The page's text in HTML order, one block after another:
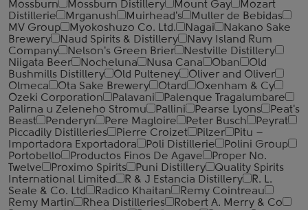
Mossburn
Mossburn Distillery Mount Gay
Mozart
Distillerie
Mrganush Muirhead's
Muller de Bebidas
MV Group
Myokoshuzo Co. Ltd. Nagai
Nakano Sake
Brewery
Naud Spirits & Distillery
Navy Island Rum
Company
Nelson's Green Brier
Nestville Distillery
Niigata Beer
Nocheluna Nusa Cana Oban
Old
Bushmills Distillery
Old Pulteney
Oliver and Oliver
Olmeca
Ota Sake Brewery Otard
Oxenham & Cy
Ozeki Corporation
Palavani
Palenque Tragalumbare
Palirna u Zeleneho Stromu
Pallini Pearse Lyons
Peat's
Beast
Penderyn Pere Magloire Peter Busch
Peyrat
Piccadily Distilleries
Pierre Croizet Pilzer
Pitu –
Importadora Exportadora
Poli Distillerie
Polini Group
Portobello
Productos Finos De Agave
Proper No.
Twelve
Proximo Spirits Puni Distillery
Quality Spirits
International Limited
R & J Estancia Distillery
R. L.
Seale & Co. Ltd
Radico Khaitan
Remy Cointreau
Remy Martin
Rhea Distilleries
Robert A. Merry & Co